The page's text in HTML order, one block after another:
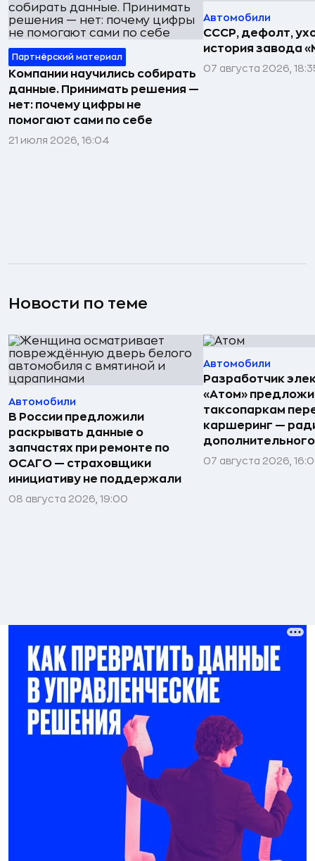
Партнёрский материал
Компании научились собирать
данные. Принимать решения —
нет: почему цифры не
помогают сами по себе
21 июля 2026, 16:04
Автомобили
СССР, дефолт,
история завода
07 августа 2026,
Новости по теме
Автомобили
В России предложили
раскрывать данные о
запчастях при ремонте по
ОСАГО — страховщики
инициативу не поддержали
08 августа 2026, 19:00
Автомобили
Разработчик
«Атом»
таксопаркам
каршеринг —
07 августа 2026,